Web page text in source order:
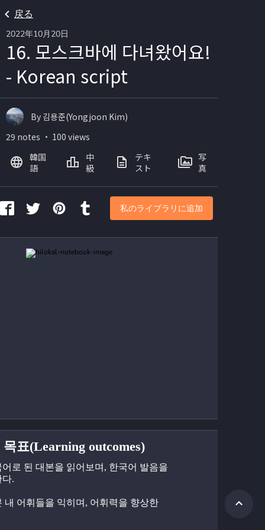
戻る
2022年10月20日
16. 모스크바에 다녀왔어요!
- Korean script
표(Learning outcomes)
어로 된 대본을 읽어보며, 한국어 발음을
다.
내 어휘들을 익히며, 어휘력을 향상한
By 김용준(Yongjoon Kim)
29 notes ・ 100 views
韓国
語
中
級
テキ
スト
写
真
私のライブラリに追加